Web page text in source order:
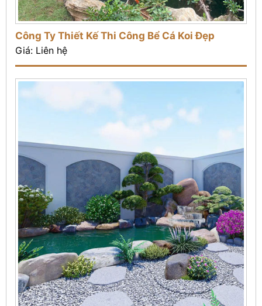
Công Ty Thiết Kế Thi Công Bể Cá Koi Đẹp
Giá: Liên hệ